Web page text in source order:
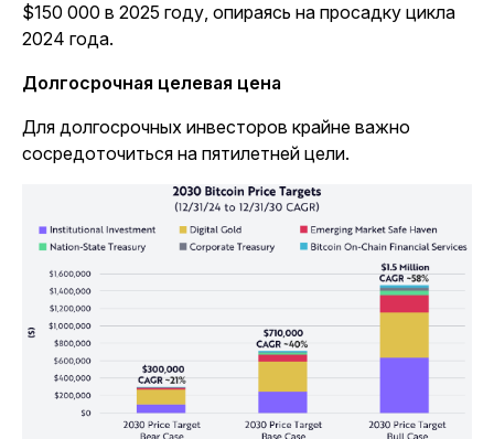
$150 000 в 2025 году, опираясь на просадку цикла
2024 года.
Долгосрочная целевая цена
Для долгосрочных инвесторов крайне важно
сосредоточиться на пятилетней цели.